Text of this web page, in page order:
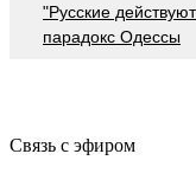
"Русские
парадокс Одессы
Связь с эфиром